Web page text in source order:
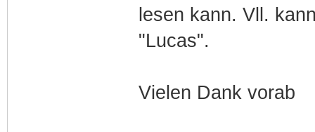
lesen kann. Vll.
"Lucas".
Vielen Dank vorab